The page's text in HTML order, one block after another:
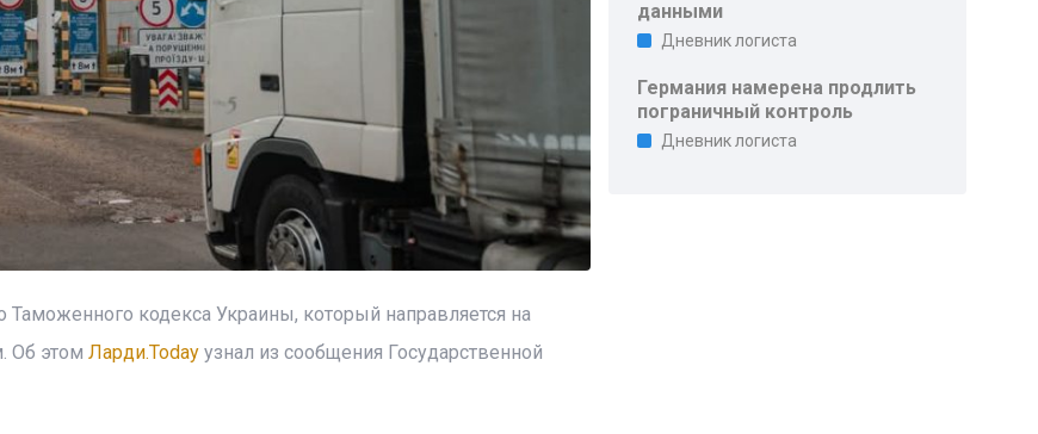
кодекса Украины, который направляется на
Об этом Ларди.Todayузнал из сообщения Государственной
данными
Дневник логиста
Германия намерена продлить
пограничный контроль
Дневник логиста